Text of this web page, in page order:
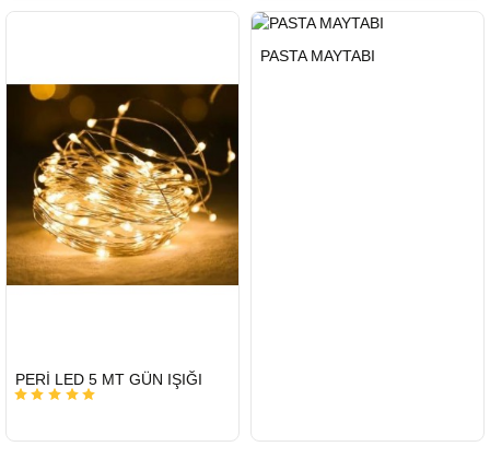
HIZLI
GÖNDERİ
PERİ LED 5 MT GÜN IŞIĞI
GÖNDERİ
PASTA MAYTABI